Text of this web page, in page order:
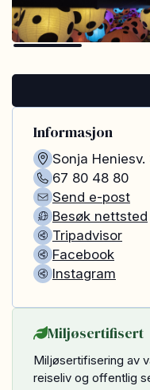
Informasjon
Sonja Heniesv.
67 80 48 80
Send e-post
Besøk nettsted
Tripadvisor
Facebook
Instagram
Miljøsertifisert
Miljøsertifisering av
reiseliv og offentlig